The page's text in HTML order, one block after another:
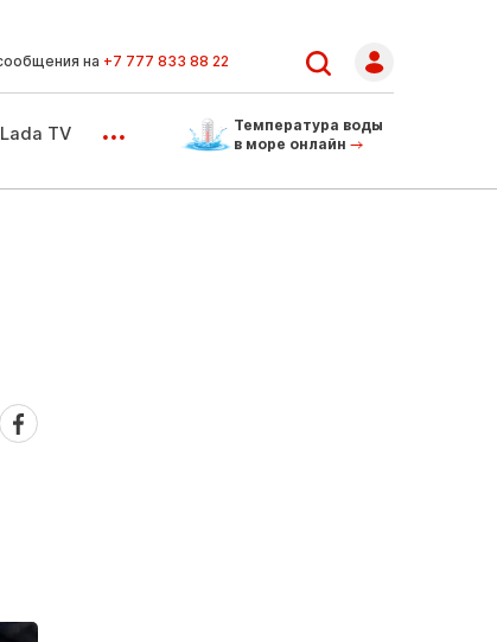
на +7 777 833 88 22
Lada TV ...
Температура воды
в море онлайн